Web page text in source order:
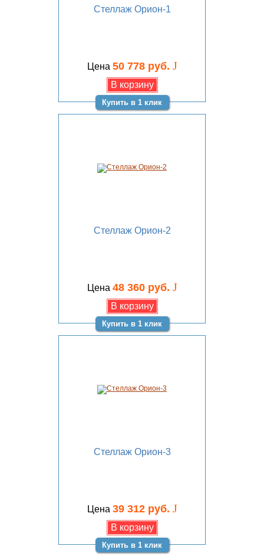
Стеллаж Орион-1
Цена 50 778 руб. J
Купить в 1 клик
Стеллаж Орион-2
Цена 48 360 руб. J
Купить в 1 клик
Стеллаж Орион-3
Цена 39 312 руб. J
Купить в 1 клик